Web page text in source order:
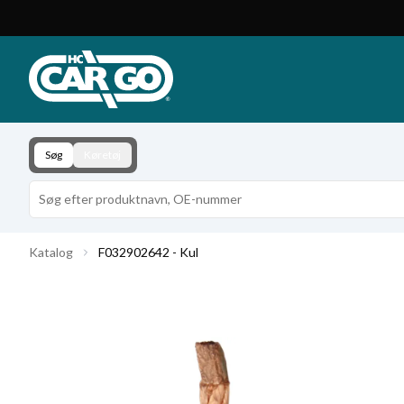
Download
Kontakt
Søg
Katalog F032902642 - Kul